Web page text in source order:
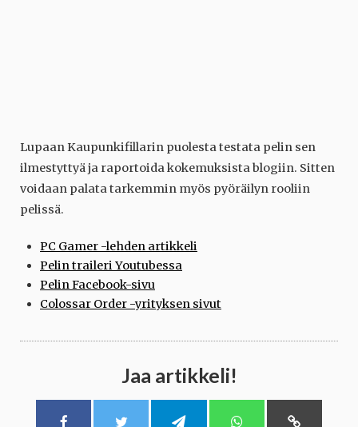
Lupaan Kaupunkifillarin puolesta testata pelin sen
ilmestyttyä ja raportoida kokemuksista blogiin. Sitten
voidaan palata tarkemmin myös pyöräilyn rooliin
pelissä.
PC Gamer -lehden artikkeli
Pelin traileri Youtubessa
Pelin Facebook-sivu
Colossar Order -yrityksen sivut
Jaa artikkeli!